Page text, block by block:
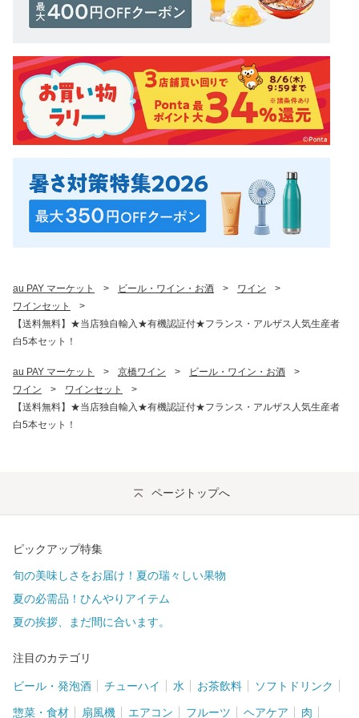
au PAY マーケット > ビール・ワイン・お酒 > ワイン
>
ワインセット
>
【送料無料】★当店独自輸入★有機認証付★フランス・アルザス人気生産者
白5本セット！
au PAY マーケット > 京橋ワイン > ビール・ワイン・お酒
>
ワイン
> ワインセット
>
【送料無料】★当店独自輸入★有機認証付★フランス・アルザス人気生産者
白5本セット！
ページトップへ
ピックアップ特集
旬の美味しさをお届け！夏の瑞々しい果物
夏の必需品！ひんやりアイテム
夏の挨拶、まだ間に合います。
注目のカテゴリ
ビール・発泡酒 チューハイ 水 お茶飲料 ソフトドリンク
惣菜・食材 扇風機 エアコン フルーツ ヘアケア 肉